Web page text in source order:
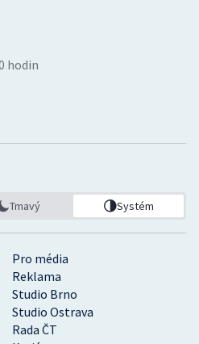
Pro média
Reklama
Studio Brno
Studio Ostrava
Rada ČT
hodin
Tmavý Systém